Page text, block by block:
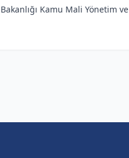
Kamu Mali Yönetim